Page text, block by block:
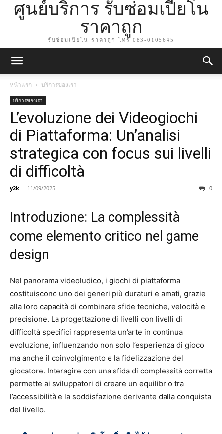
ศูนย์บริการ รับซ่อมเปียโน
ราคาถูก
รับซ่อมเปียโน ราคาถูก โทร 083-0105645
หน้าแรก บริการของเรา
บริการของเรา
L’evoluzione dei Videogiochi
di Piattaforma: Un’analisi
strategica con focus sui livelli
di difficoltà
y2k - 11/09/2025 0
Introduzione: La complessità
come elemento critico nel game
design
Nel panorama videoludico, i giochi di piattaforma
costituiscono uno dei generi più duraturi e amati, grazie
alla loro capacità di combinare sfide tecniche, velocità e
precisione. La progettazione di livelli con livelli di
difficoltà specifici rappresenta un’arte in continua
evoluzione, influenzando non solo l’esperienza di gioco
ma anche il coinvolgimento e la fidelizzazione del
giocatore. Interagire con una sfida di complessità corretta
permette ai sviluppatori di creare un equilibrio tra
l’accessibilità e la soddisfazione derivante dalla conquista
del livello.